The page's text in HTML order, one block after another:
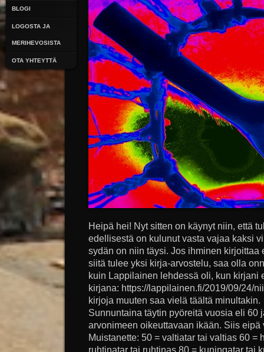
BLOGI
LOGOSTA JA
MERIHEVOSISTA
OTA YHTEYTTÄ
Heipä hei! Nyt sitten on käynyt niin, että
edellisestä on kulunut vasta vajaa kaksi
sydän on niin täysi. Jos ihminen
siitä tulee yksi kirja-arvostelu, saa olla
kuin Lappilainen lehdessä oli, kun kirjani
kirjana: https://lappilainen.fi/2019/09/24/
kirjoja muuten saa vielä täältä
Sunnuntaina täytin pyöreitä vuosia eli 60
arvonimeen oikeuttavaan ikään. Siis
Muistanette: 50 = valtiatar tai valtias 60 =
ruhtinatar tai ruhtinas 80 = kuningatar tai